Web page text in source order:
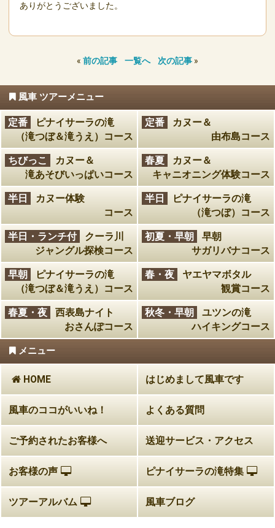
ありがとうございました。
« 前の記事 一覧へ 次の記事 »
風車 ツアーメニュー
定番
ピナイサーラの滝
（滝つぼ＆滝うえ）コース
定番
カヌー＆
由布島コース
ちびっこ
カヌー＆
滝あそびいっぱいコース
春夏
カヌー＆
キャニオニング体験コース
半日
カヌー体験
コース
半日
ピナイサーラの滝
（滝つぼ）コース
半日・ランチ付
クーラ川
ジャングル探検コース
初夏・早朝
早朝
サガリバナコース
早朝
ピナイサーラの滝
（滝つぼ＆滝うえ）コース
春・夜
ヤエヤマボタル
観賞コース
春夏・夜
西表島ナイト
おさんぽコース
秋冬・早朝
ユツンの滝
ハイキングコース
メニュー
HOME はじめまして風車です
風車のココがいいね！ よくある質問
ご予約されたお客様へ 送迎サービス・アクセス
お客様の声 ピナイサーラの滝特集
ツアーアルバム 風車ブログ